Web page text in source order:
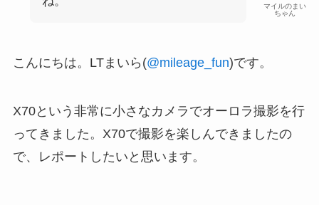
マイルのまい
ちゃん
こんにちは。LTまいら(@mileage_fun)です。
X70という非常に小さなカメラでオーロラ撮影を行
ってきました。X70で撮影を楽しんできましたの
で、レポートしたいと思います。